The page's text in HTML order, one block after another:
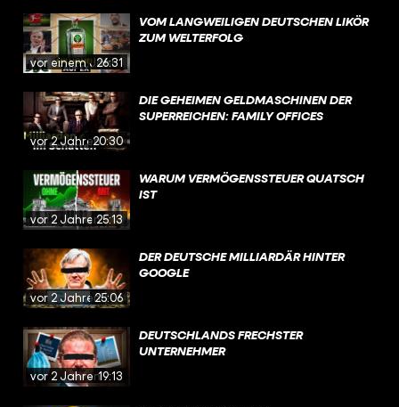
vor einem Jahr
26:31
VOM LANGWEILIGEN DEUTSCHEN LIKÖR
ZUM WELTERFOLG
vor 2 Jahren20:30
DIE GEHEIMEN GELDMASCHINEN DER
SUPERREICHEN: FAMILY OFFICES
vor 2 Jahren25:13
WARUM VERMÖGENSSTEUER QUATSCH
IST
vor 2 Jahren25:06
DER DEUTSCHE MILLIARDÄR HINTER
GOOGLE
vor 2 Jahren19:13
DEUTSCHLANDS FRECHSTER
UNTERNEHMER